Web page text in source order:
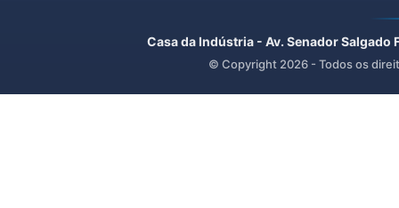
Casa da Indústria - Av. Senador
© Copyright 2026 - Todos os